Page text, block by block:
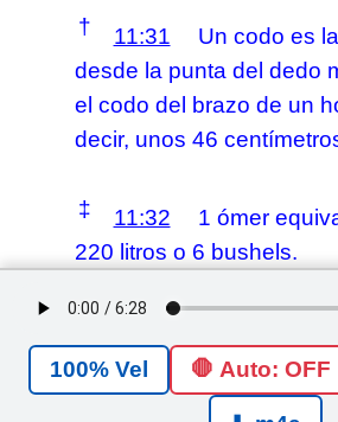
† 11:31
Un codo es
desde la punta del dedo
el codo del brazo de un
decir, unos 46
‡ 11:32
1 ómer
220 litros o 6 bushels.
§
“tumbas de los antojos”.
🛑 Auto: OFF